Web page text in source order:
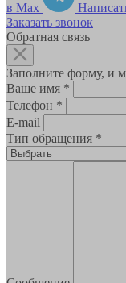
в Max
Заказать звонок
Обратная связь
Заполните форму, и
Ваше имя *
Телефон *
E-mail
Тип обращения *